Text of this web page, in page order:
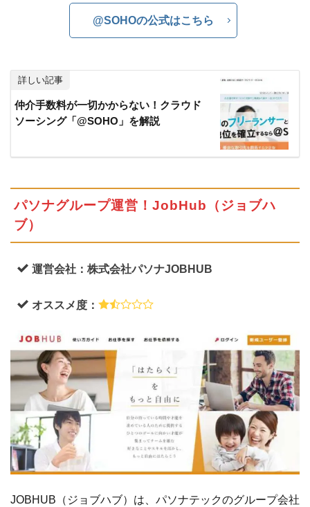
@SOHOの公式はこちら
詳しい記事
仲介手数料が一切かからない！クラウド
ソーシング「@SOHO」を解説
パソナグループ運営！JobHub（ジョブハ
ブ）
運営会社：株式会社パソナJOBHUB
オススメ度：
JOBHUB（ジョブハブ）は、パソナテックのグループ会社